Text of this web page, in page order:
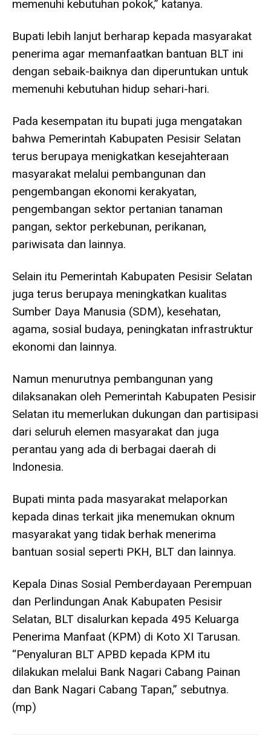
memenuhi kebutuhan pokok,” katanya.
Bupati lebih lanjut berharap kepada masyarakat
penerima agar memanfaatkan bantuan BLT ini
dengan sebaik-baiknya dan diperuntukan untuk
memenuhi kebutuhan hidup sehari-hari.
Pada kesempatan itu bupati juga mengatakan
bahwa Pemerintah Kabupaten Pesisir Selatan
terus berupaya menigkatkan kesejahteraan
masyarakat melalui pembangunan dan
pengembangan ekonomi kerakyatan,
pengembangan sektor pertanian tanaman
pangan, sektor perkebunan, perikanan,
pariwisata dan lainnya.
Selain itu Pemerintah Kabupaten Pesisir Selatan
juga terus berupaya meningkatkan kualitas
Sumber Daya Manusia (SDM), kesehatan,
agama, sosial budaya, peningkatan infrastruktur
ekonomi dan lainnya.
Namun menurutnya pembangunan yang
dilaksanakan oleh Pemerintah Kabupaten Pesisir
Selatan itu memerlukan dukungan dan partisipasi
dari seluruh elemen masyarakat dan juga
perantau yang ada di berbagai daerah di
Indonesia.
Bupati minta pada masyarakat melaporkan
kepada dinas terkait jika menemukan oknum
masyarakat yang tidak berhak menerima
bantuan sosial seperti PKH, BLT dan lainnya.
Kepala Dinas Sosial Pemberdayaan Perempuan
dan Perlindungan Anak Kabupaten Pesisir
Selatan, BLT disalurkan kepada 495 Keluarga
Penerima Manfaat (KPM) di Koto XI Tarusan.
“Penyaluran BLT APBD kepada KPM itu
dilakukan melalui Bank Nagari Cabang Painan
dan Bank Nagari Cabang Tapan,” sebutnya.
(mp)